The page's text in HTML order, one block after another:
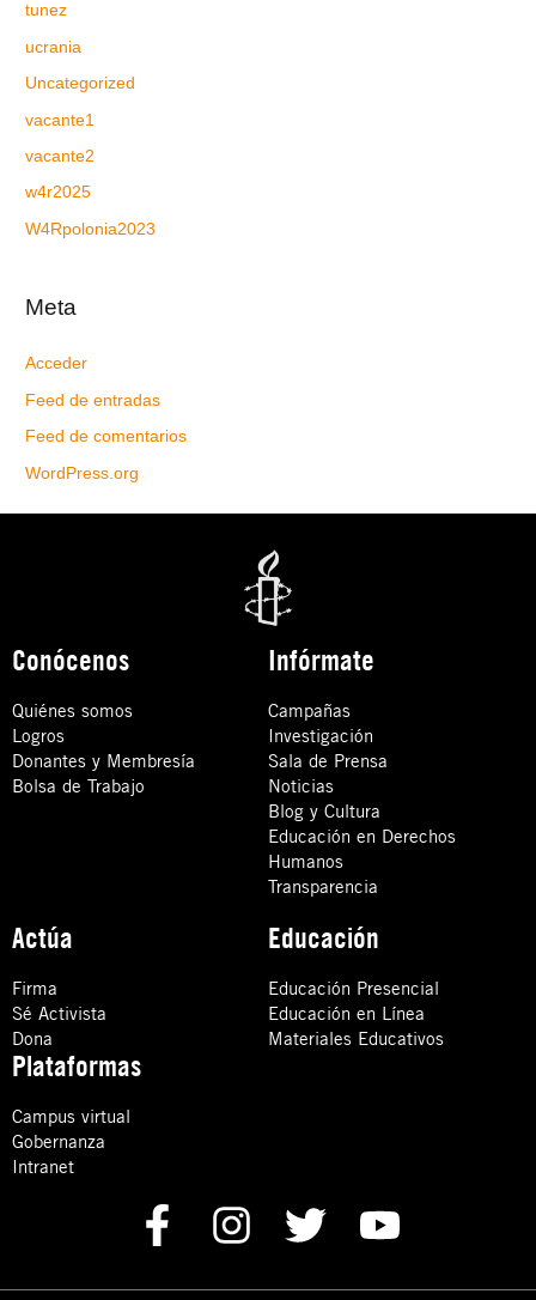
tunez
ucrania
Uncategorized
vacante1
vacante2
w4r2025
W4Rpolonia2023
Meta
Acceder
Feed de entradas
Feed de comentarios
WordPress.org
Conócenos
Quiénes somos
Logros
Donantes y Membresía
Bolsa de Trabajo
Infórmate
Campañas
Investigación
Sala de Prensa
Noticias
Blog y Cultura
Educación en Derechos
Humanos
Transparencia
Actúa
Firma
Sé Activista
Dona
Educación
Educación Presencial
Educación en Línea
Materiales Educativos
Plataformas
Campus virtual
Gobernanza
Intranet